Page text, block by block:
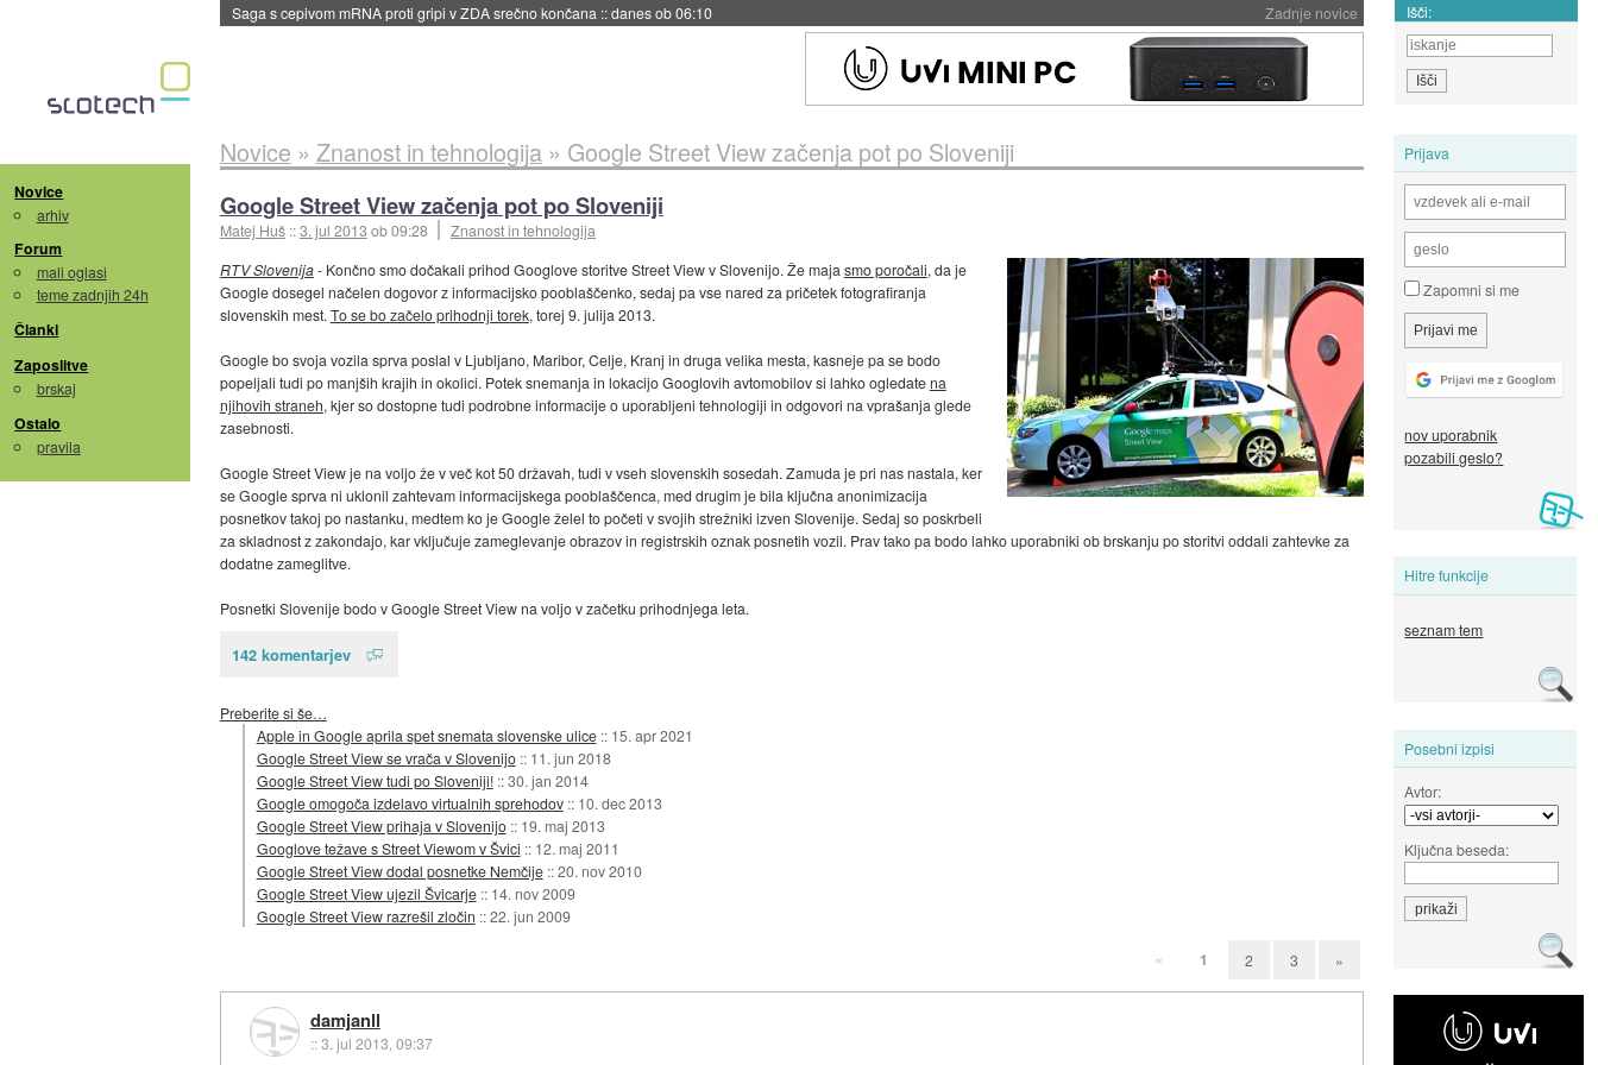
Zadnje novice
Saga s cepivom mRNA proti gripi v ZDA srečno končana ::danes ob 06:10 Išči:
Novice
arhiv
Forum
mali oglasi
teme zadnjih 24h
Članki
Zaposlitve
brskaj
Ostalo
pravila
Prijava
Zapomni si me
nov uporabnik
pozabili geslo?
Hitre funkcije
seznam tem
Posebni izpisi
Avtor:
Ključna beseda:
Novice » Znanost in tehnologija» Google Street View začenja pot po Sloveniji
Google Street View začenja pot po Sloveniji
Matej Huš ::3. jul 2013 ob 09:28
Znanost in tehnologija
RTV Slovenija- Končno smo dočakali prihod Googlove storitve Street View v Slovenijo. Že maja smo poročali, da je
Google dosegel načelen dogovor z informacijsko pooblaščenko, sedaj pa vse nared za pričetek fotografiranja
slovenskih mest. To se bo začelo prihodnji torek, torej 9. julija 2013.
Google bo svoja vozila sprva poslal v Ljubljano, Maribor, Celje, Kranj in druga velika mesta, kasneje pa se bodo
popeljali tudi po manjših krajih in okolici. Potek snemanja in lokacijo Googlovih avtomobilov si lahko ogledatena
njihovih straneh, kjer so dostopne tudi podrobne informacije o uporabljeni tehnologiji in odgovori na vprašanja glede
zasebnosti.
Google Street View je na voljo že v več kot 50 državah, tudi v vseh slovenskih sosedah. Zamuda je pri nas nastala, ker
se Google sprva ni uklonil zahtevam informacijskega pooblaščenca, med drugim je bila ključna anonimizacija
posnetkov takoj po nastanku, medtem ko je Google želel to početi v svojih strežniki izven Slovenije. Sedaj so poskrbeli
za skladnost z zakondajo, kar vključuje zameglevanje obrazov in registrskih oznak posnetih vozil. Prav tako pa bodo lahko uporabniki ob brskanju po storitvi oddali zahtevke za
dodatne zameglitve.
Posnetki Slovenije bodo v Google Street View na voljo v začetku prihodnjega leta.
142 komentarjev
Preberite si še…
Apple in Google aprila spet snemata slovenske ulice :: 15. apr 2021
Google Street View se vrača v Slovenijo :: 11. jun 2018
Google Street View tudi po Sloveniji! ::30. jan 2014
Google omogoča izdelavo virtualnih sprehodov :: 10. dec 2013
Google Street View prihaja v Slovenijo :: 19. maj 2013
Googlove težave s Street Viewom v Švici :: 12. maj 2011
Google Street View dodal posnetke Nemčije ::20. nov 2010
Google Street View ujezil Švicarje :: 14. nov 2009
Google Street View razrešil zločin ::22. jun 2009
« 1 2 3 »
damjanll
::3. jul 2013, 09:37